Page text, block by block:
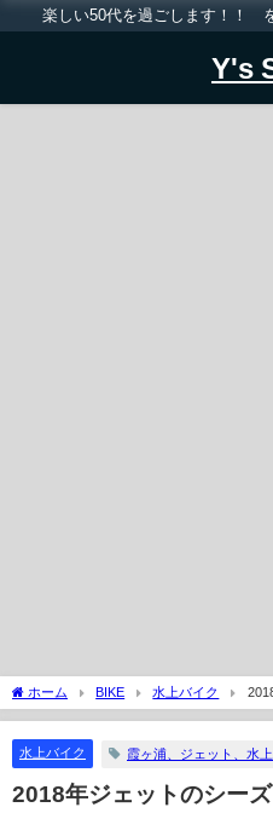
楽しい50代を過ごします！！
Y's
ホーム BIKE 水上バイク
水上バイク 霞ヶ浦、ジェット、水
2018年ジェットのシー